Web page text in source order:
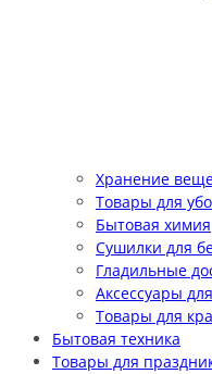
Хранение
Товары для
Бытовая химия
Сушилки для
Гладильные
Аксессуары
Товары для
Бытовая техника
Товары для